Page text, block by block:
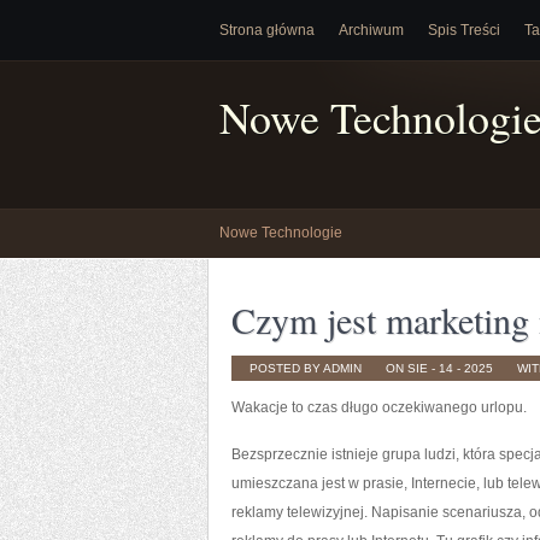
Strona główna Archiwum Spis Treści
Nowe
Nowe Technologie
Czym jest
POSTED BY ADMIN ON SIE - 14 - 2025
Wakacje to czas długo oczekiwanego urlopu.
Bezsprzecznie istnieje grupa ludzi, która
umieszczana jest w prasie, Internecie, lub
reklamy telewizyjnej. Napisanie scenariusza,